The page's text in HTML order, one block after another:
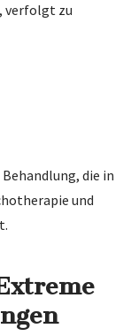
verfolgt zu
die in
und